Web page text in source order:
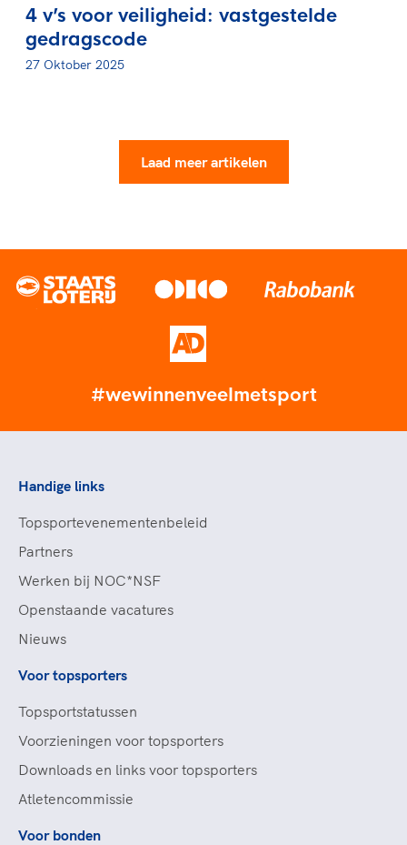
4 v’s voor veiligheid: vastgestelde
gedragscode
27 Oktober 2025
Laad meer artikelen
#wewinnenveelmetsport
Handige links
Topsportevenementenbeleid
Partners
Werken bij NOC*NSF
Openstaande vacatures
Nieuws
Voor topsporters
Topsportstatussen
Voorzieningen voor topsporters
Downloads en links voor topsporters
Atletencommissie
Voor bonden